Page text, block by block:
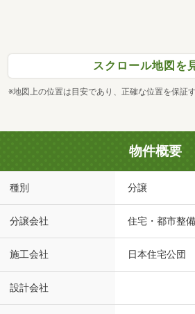
スクロール地図を
※地図上の位置は目安であり、正確な位置を保証
物件概要
種別 分譲
分譲会社 住宅・都市整
施工会社 日本住宅公団
設計会社